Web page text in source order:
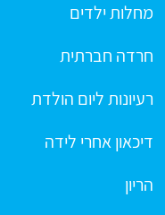
מחלות ילדים
חרדה חברתית
רעיונות ליום הולדת
דיכאון אחרי לידה
הריון